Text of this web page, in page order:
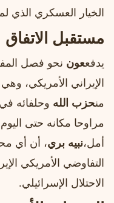
الخيار العسكري الذي
مستقبل الاتفاق
يدفععون نحو فصل
الإيراني الأمريكي،
منحزب الله وحلفائه
مراوحا مكانه حتى
أمل،نبيه بري، أن أي
التفاوضي الأمريكي
الاحتلال الإسرائيلي.